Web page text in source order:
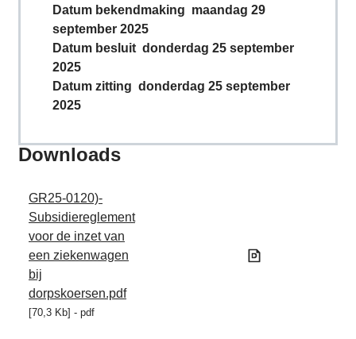
Datum bekendmaking maandag 29
september 2025
Datum besluit donderdag 25 september
2025
Datum zitting donderdag 25 september
2025
Downloads
GR25-0120)-
Subsidiereglement
voor de inzet van
een ziekenwagen
bij
dorpskoersen.pdf
70,3 Kb pdf